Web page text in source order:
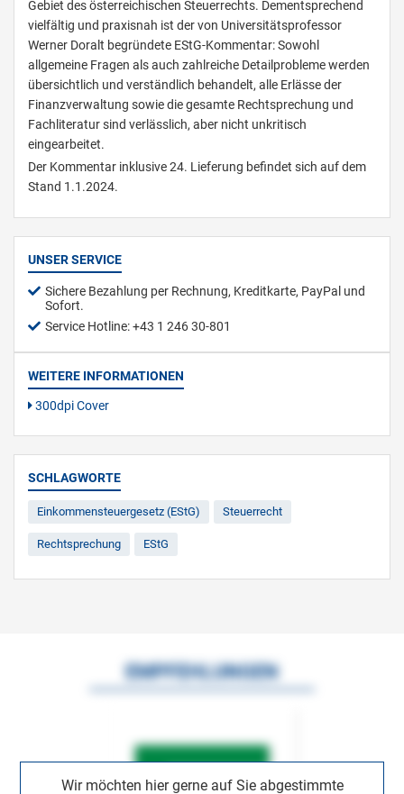
Gebiet des österreichischen Steuerrechts. Dementsprechend
vielfältig und praxisnah ist der von Universitätsprofessor
Werner Doralt begründete EStG-Kommentar: Sowohl
allgemeine Fragen als auch zahlreiche Detailprobleme werden
übersichtlich und verständlich behandelt, alle Erlässe der
Finanzverwaltung sowie die gesamte Rechtsprechung und
Fachliteratur sind verlässlich, aber nicht unkritisch
eingearbeitet.
Der Kommentar inklusive 24. Lieferung befindet sich auf dem
Stand 1.1.2024.
UNSER SERVICE
Sichere Bezahlung per Rechnung, Kreditkarte, PayPal und
Sofort.
Service Hotline: +43 1 246 30-801
WEITERE INFORMATIONEN
300dpi Cover
SCHLAGWORTE
Einkommensteuergesetz (EStG) Steuerrecht
Rechtsprechung EStG
Wir möchten hier gerne auf Sie abgestimmte
EMPFEHLUNGEN